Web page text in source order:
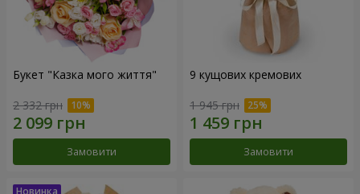
Букет "Казка мого життя"
2 332 грн
Замовити
9 кущових кремових
1 945 грн
Замовити